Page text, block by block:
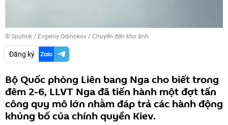
© Sputnik / Evgeniy Odinokov/Chuyển đến kho ảnh
Đăng ký
Bộ Quốc phòng Liên bang Nga cho biết trong
đêm 2-6, LLVT Nga đã tiến hành một đợt tấn
công quy mô lớn nhằm đáp trả các hành động
khủng bố của chính quyền Kiev.